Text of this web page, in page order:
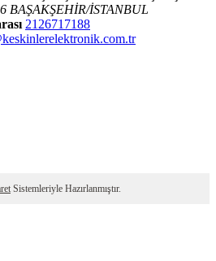
BAŞAKŞEHİR/İSTANBUL
2126717188
Sistemleriyle Hazırlanmıştır.